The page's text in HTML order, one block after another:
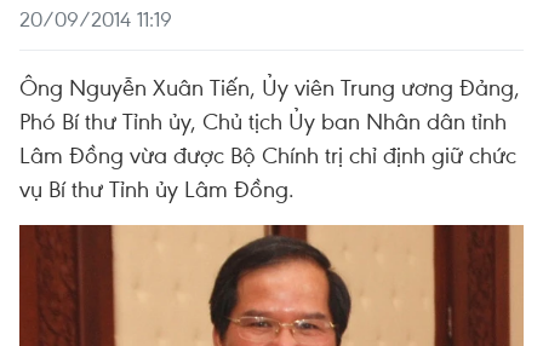
20/09/2014 11:19
Ông Nguyễn Xuân Tiến, Ủy viên Trung ương Đảng,
Phó Bí thư Tỉnh ủy, Chủ tịch Ủy ban Nhân dân tỉnh
Lâm Đồng vừa được Bộ Chính trị chỉ định giữ chức
vụ Bí thư Tỉnh ủy Lâm Đồng.